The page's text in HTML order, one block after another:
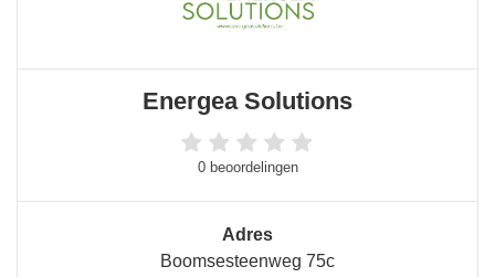
Energea Solutions
0 beoordelingen
Adres
Boomsesteenweg 75c